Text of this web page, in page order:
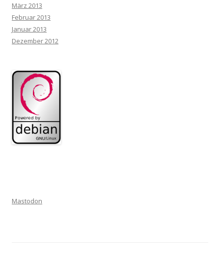
März 2013
Februar 2013
Januar 2013
Dezember 2012
Mastodon